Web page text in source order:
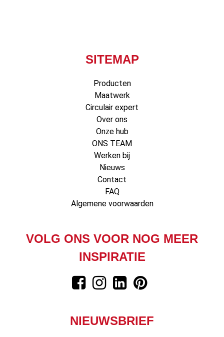
SITEMAP
Producten
Maatwerk
Circulair expert
Over ons
Onze hub
ONS TEAM
Werken bij
Nieuws
Contact
FAQ
Algemene voorwaarden
VOLG ONS VOOR NOG MEER
INSPIRATIE
NIEUWSBRIEF